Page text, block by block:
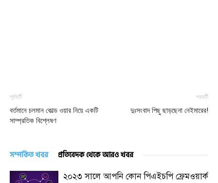
পূর্ববর্তী
বর্তমানে চলমান কোল্ড ওয়ার নিয়ে একটি
সাম্প্রতিক বিশ্লেষণ
পরবর্তী
দুঃসংবাদ পিছু ছাড়ছেনা নেইমারের!
সম্পর্কিত খবর প্রতিবেদক থেকে আরও খবর
২০২৩ সালে আপনি কোন পিএইচপি ফ্রেমওয়ার্ক